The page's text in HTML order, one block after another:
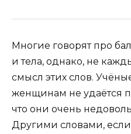
Многие говорят про
и тела, однако, не
смысл этих слов.
женщинам не удаётся
что они очень
Другими словами,